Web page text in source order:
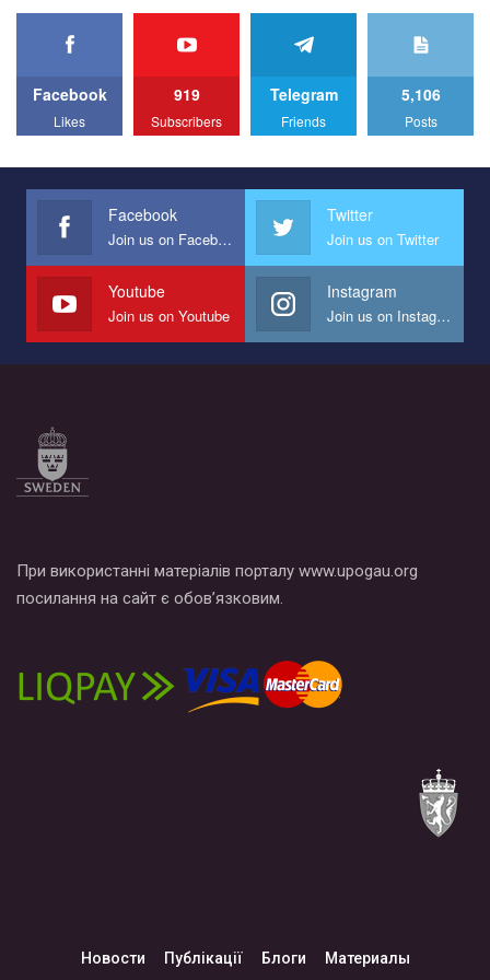
We appeal to your support and ask to help us implement our plan
All you have to do is to press "Like" below the video.
Эмоционально сильный ролик от команды "Гей-альянс
представляющий программу развития организации.
Мы просим вас поддержать нас и помочь нам реализовать
наш план по борьбе с насилием и дискриминацией на почве
СОГИ в Украине.
Все, что вам нужно сделать - это зайти на наш канал YouTube
Facebook
Likes
919
Subscribers
Telegram
Friends
5,106
Posts
Facebook
Join us on Facebook
Twitter
Join us on Twitter
Youtube
Join us on Youtube
Instagram
Join us on Instagram
При використанні матеріалів порталу www.upogau.org
посилання на сайт є обов’язковим.
Новости Публікації Блоги
Материалы